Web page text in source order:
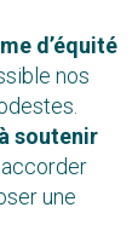
d’équité
nos
soutenir
une